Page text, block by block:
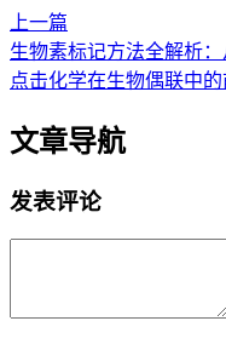
上一篇
生物素标记方法全解析
点击化学在生物偶联中
文章导航
发表评论